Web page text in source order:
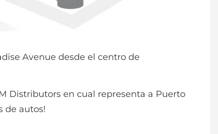
Avenue desde el centro de
Distributors en cual representa a Puerto
de autos!